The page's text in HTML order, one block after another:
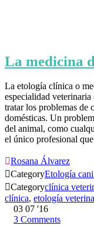
La medicina
La etología clínica o
especialidad
tratar los problemas de
domésticas. Un
del animal, como
el único profesional
Rosana Álvarez
CategoryEtología
Categoryclínica
clínica, etología
03 07 '16
3 Comments